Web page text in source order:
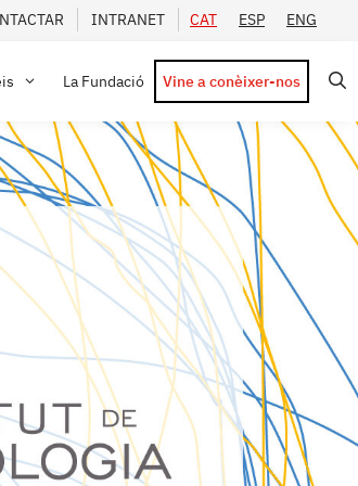
INTRANET CAT ESP ENG
La Fundació Vine a conèixer-nos